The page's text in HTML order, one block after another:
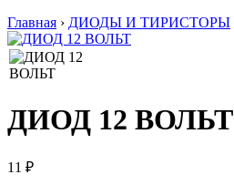
Главная › ДИОДЫ И ТИРИСТОРЫ
ДИОД 12 ВОЛЬТ
11 ₽